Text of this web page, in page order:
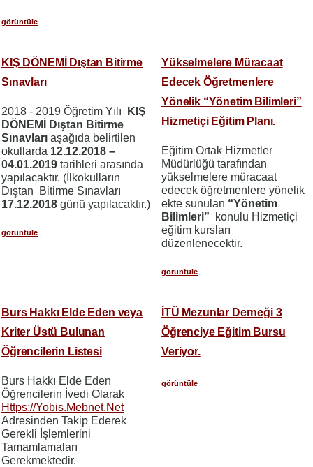
görüntüle
KIŞ DÖNEMİ Dıştan Bitirme
Sınavları
2018 - 2019 Öğretim Yılı
KIŞ
DÖNEMİ Dıştan Bitirme
Sınavları aşağıda belirtilen
okullarda 12.12.2018 –
04.01.2019 tarihleri arasında
yapılacaktır. (İlkokulların
Dıştan Bitirme Sınavları
17.12.2018 günü yapılacaktır.)
görüntüle
Yükselmelere Müracaat
Edecek Öğretmenlere
Yönelik “Yönetim Bilimleri”
Hizmetiçi Eğitim Planı.
Eğitim Ortak Hizmetler
Müdürlüğü tarafından
yükselmelere müracaat
edecek öğretmenlere yönelik
ekte sunulan “Yönetim
Bilimleri”
konulu Hizmetiçi
eğitim kursları
düzenlenecektir.
görüntüle
Burs Hakkı Elde Eden veya
Kriter Üstü Bulunan
Öğrencilerin Listesi
Burs Hakkı Elde Eden
Öğrencilerin İvedi Olarak
Https://Yobis.Mebnet.Net
Adresinden Takip Ederek
Gerekli İşlemlerini
Tamamlamaları
Gerekmektedir.
İTÜ Mezunlar Derneği 3
Öğrenciye Eğitim Bursu
Veriyor.
görüntüle